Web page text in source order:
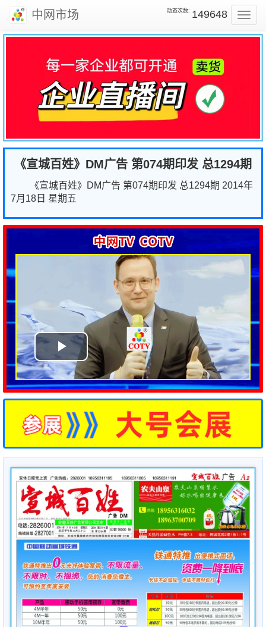
中网市场 动态次数: 149648
《宣城百姓》DM广告 第074期印发 总1294期
《宣城百姓》DM广告 第074期印发 总1294期 2014年
7月18日 星期五